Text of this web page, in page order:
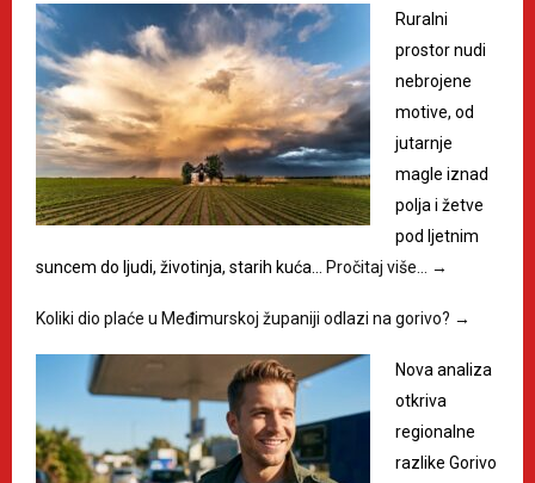
Ruralni
prostor nudi
nebrojene
motive, od
jutarnje
magle iznad
polja i žetve
pod ljetnim
suncem do ljudi, životinja, starih kuća… Pročitaj više… →
Koliki dio plaće u Međimurskoj županiji odlazi na gorivo? →
Nova analiza
otkriva
regionalne
razlike Gorivo